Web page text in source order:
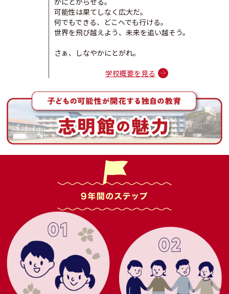
夏のわくわく体験教室の開催
プレスクール 参加受付開始しました
- 2025.05.02
「校長室から」更新しました。
- 2024.12.01
「志明館だより」12月号を公開しました。
「教員紹介ページ」がアップされました！
- 2024.08.28
臨時休校のお知らせ
- 2024.07.06
ホームページが新しくなりました！
可能性は果てしなく広大だ。
何でもできる、どこへでも行ける。
世界を飛び越えよう、未来を追い越そう。
さぁ、しなやかにとがれ。
学校概要を見る